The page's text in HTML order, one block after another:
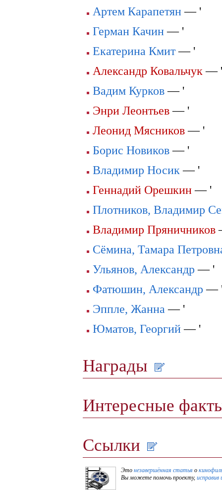
Артем Карапетян— '
Герман Качин— '
Екатерина Кмит— '
Александр Ковальчук — '
Вадим Курков— '
Энри Леонтьев— '
Леонид Мясников— '
Борис Новиков— '
Владимир Носик — '
Геннадий Орешкин— '
Плотников, Владимир
Владимир Пряничников
Сёмина, Тамара
Ульянов, Александр — '
Фатюшин, Александр —
Эппле, Жанна — '
Юматов, Георгий— '
Награды
Интересные
Ссылки
Это незавершённая статья о
Вы можете помочь проекту, исправив